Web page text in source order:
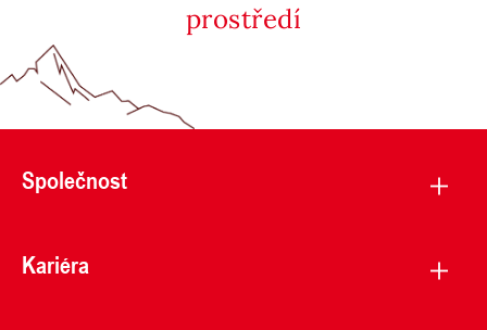
prostředí
Společnost
Kariéra